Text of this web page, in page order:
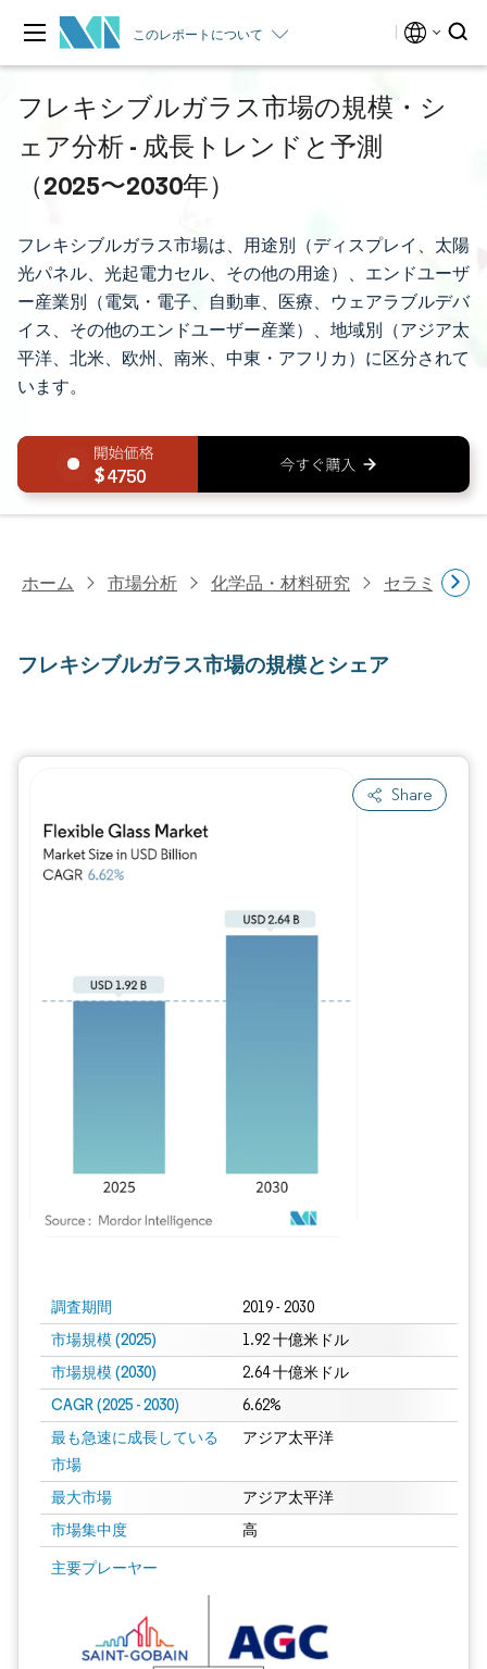
このレポートについて
フレキシブルガラス市場の規模・シ
ェア分析 - 成長トレンドと予測
（2025〜2030年）
フレキシブルガラス市場は、用途別（ディスプレイ、太陽
光パネル、光起電力セル、その他の用途）、エンドユーザ
ー産業別（電気・電子、自動車、医療、ウェアラブルデバ
イス、その他のエンドユーザー産業）、地域別（アジア太
平洋、北米、欧州、南米、中東・アフリカ）に区分されて
います。
4750
ホーム 市場分析 化学品・材料研究 セラミック
フレキシブルガラス市場の規模とシェア
Share
調査期間 2019 - 2030
市場規模 (2025) 1.92 十億米ドル
市場規模 (2030) 2.64 十億米ドル
CAGR (2025 - 2030) 6.62%
最も急速に成長している
市場
アジア太平洋
最大市場 アジア太平洋
市場集中度 高
主要プレーヤー